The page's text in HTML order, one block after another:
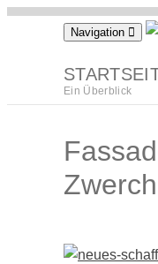
Navigation
Ein Überblick